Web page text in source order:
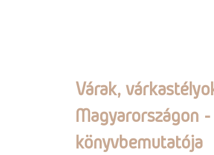
Várak,
Magyarországon
könyvbemutatója